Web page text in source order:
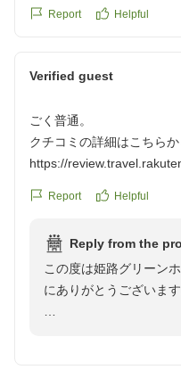
Report Helpful
Verified guest
ごく普通。
クチコミの詳細はこちら
https://
Report Helpful
Reply from the
この度は姫路グリーン
にありがとうございます